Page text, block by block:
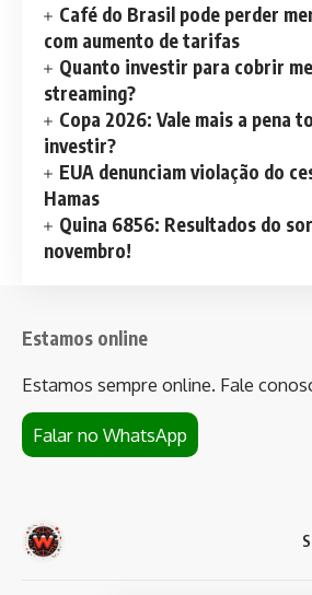
Café do Brasil pode perder
com aumento de tarifas
Quanto investir para cobrir
streaming?
Copa 2026: Vale mais a pena
investir?
EUA denunciam violação do
Hamas
Quina 6856: Resultados do
novembro!
Estamos online
Estamos sempre online. Fale
Falar no WhatsApp